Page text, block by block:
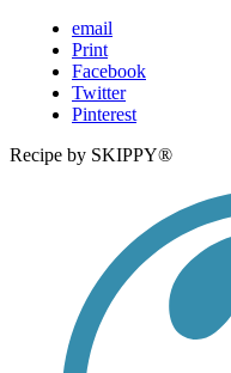
email
Print
Facebook
Twitter
Pinterest
Recipe by SKIPPY®